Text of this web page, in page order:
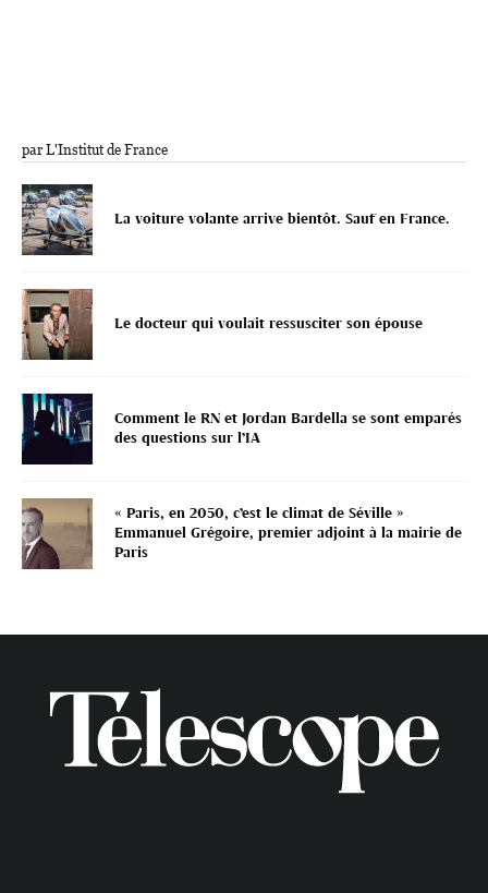
par L'Institut de France
La voiture volante arrive bientôt. Sauf en France.
Le docteur qui voulait ressusciter son épouse
Comment le RN et Jordan Bardella se sont emparés
des questions sur l’IA
« Paris, en 2050, c’est le climat de Séville »
Emmanuel Grégoire, premier adjoint à la mairie de
Paris